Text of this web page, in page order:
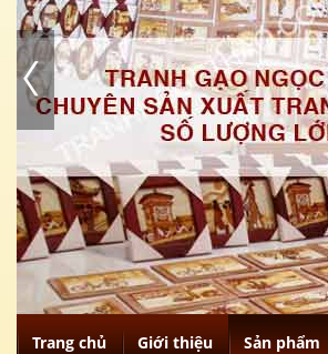
Trang chủ Giới thiệu Sản phẩm